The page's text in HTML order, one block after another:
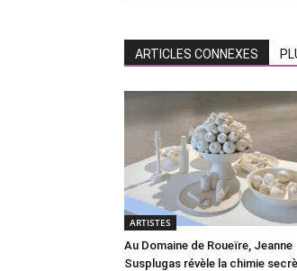
ARTICLES CONNEXES
ARTISTES
Au Domaine de Roueïre, Jeanne
Susplugas révèle la chimie